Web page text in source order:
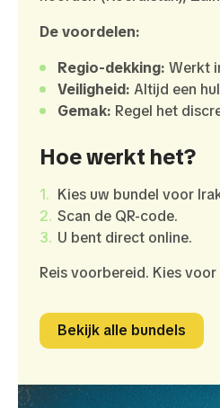
De voordelen:
Regio-dekking: Werkt
Veiligheid: Altijd een
Gemak: Regel het
Hoe werkt het?
Kies uw bundel voor
Scan de QR-code.
U bent direct online.
Reis voorbereid. Kies voor
Bekijk alle bundels